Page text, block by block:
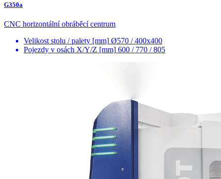
G350a
CNC horizontální obráběcí centrum
Velikost stolu / palety [mm] Ø570 / 400x400
Pojezdy v osách X/Y/Z [mm] 600 / 770 / 805